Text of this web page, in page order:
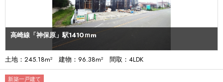
高崎線「神保原」駅1410ｍm
土地：245.18m² 建物：96.38m² 間取：4LDK
新築一戸建て